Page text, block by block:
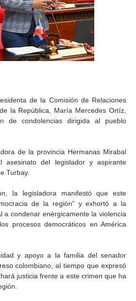
de la Comisión de Relaciones
la República, María Mercedes Ortíz,
de condolencias dirigida al pueblo
de la provincia Hermanas Mirabal
del legislador y aspirante
Turbay.
la legisladora manifestó que este
de la región” y exhortó a la
a condenar enérgicamente la violencia
procesos democráticos en América
y apoyo a la familia del senador
colombiano, al tiempo que expresó
justicia frente a este crimen que ha